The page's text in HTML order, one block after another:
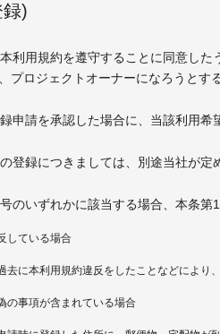
)
利用規約を遵守することに同意し
プロジェクトオーナーになろうとす
申請を承認した場合に、当該利用希
登録につきましては、別途当社が定
のいずれかに該当する場合、本条第
している場合
去に本利用規約違反をしたことなどにより
の事項が含まれている場合